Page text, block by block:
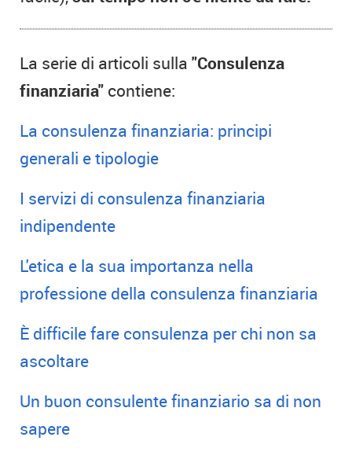
La serie di articoli sulla "Consulenza
finanziaria" contiene:
La consulenza finanziaria: principi
generali e tipologie
I servizi di consulenza finanziaria
indipendente
L'etica e la sua importanza nella
professione della consulenza finanziaria
È difficile fare consulenza per chi non sa
ascoltare
Un buon consulente finanziario sa di non
sapere